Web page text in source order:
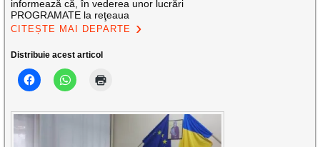
informează că, în vederea unor lucrări
PROGRAMATE la reţeaua
CITEȘTE MAI DEPARTE
Distribuie acest articol